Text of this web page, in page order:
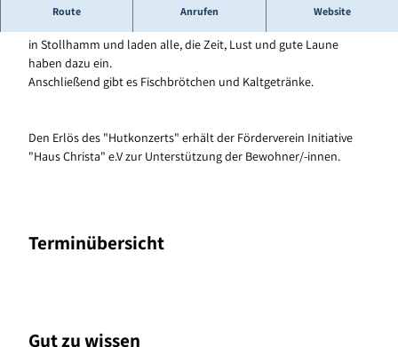
Route Anrufen Website
Butjenter Blinkfüer
in Stollhamm und laden alle, die Zeit, Lust und gute Laune
haben dazu ein.
Anschließend gibt es Fischbrötchen und Kaltgetränke.
Den Erlös des "Hutkonzerts" erhält der Förderverein Initiative
"Haus Christa" e.V zur Unterstützung der Bewohner/-innen.
Terminübersicht
Gut zu wissen